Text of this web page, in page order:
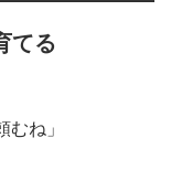
てる
ね」